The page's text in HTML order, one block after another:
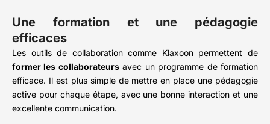
Une formation et une pédagogie
efficaces
Les outils de collaboration comme Klaxoon permettent de
former les collaborateursavec un programme de formation
efficace. Il est plus simple de mettre en place une pédagogie
active pour chaque étape, avec une bonne interaction et une
excellente communication.